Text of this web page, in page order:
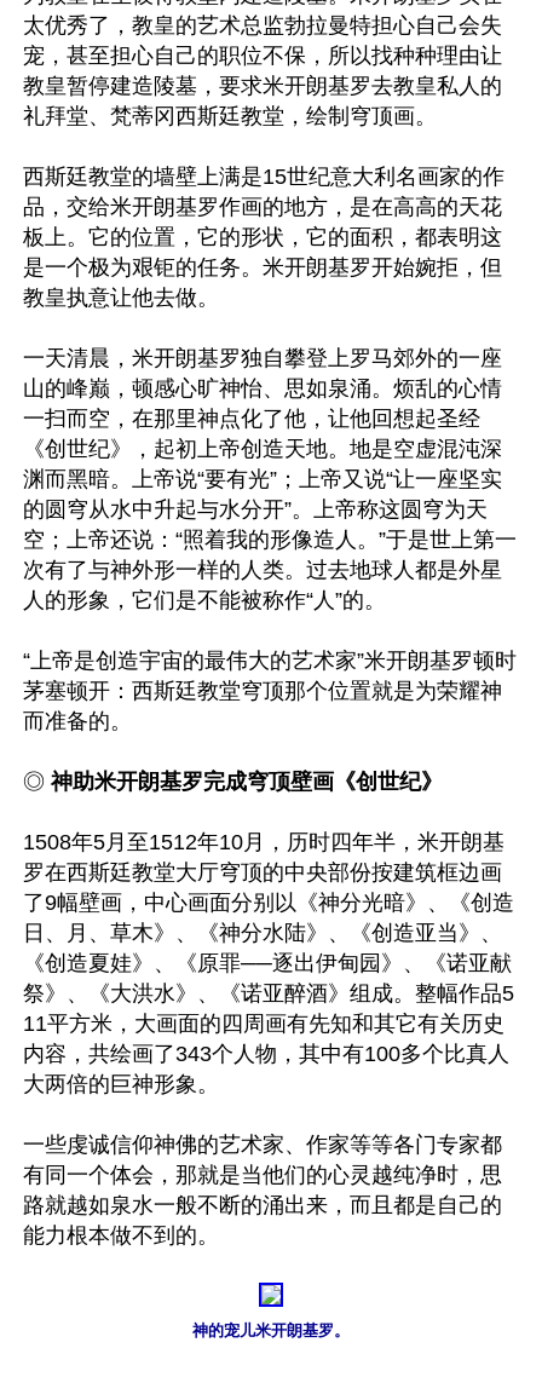
太优秀了，教皇的艺术总监勃拉曼特担心自己会失
宠，甚至担心自己的职位不保，所以找种种理由让
教皇暂停建造陵墓，要求米开朗基罗去教皇私人的
礼拜堂、梵蒂冈西斯廷教堂，绘制穹顶画。
西斯廷教堂的墙壁上满是15世纪意大利名画家的作
品，交给米开朗基罗作画的地方，是在高高的天花
板上。它的位置，它的形状，它的面积，都表明这
是一个极为艰钜的任务。米开朗基罗开始婉拒，但
教皇执意让他去做。
一天清晨，米开朗基罗独自攀登上罗马郊外的一座
山的峰巅，顿感心旷神怡、思如泉涌。烦乱的心情
一扫而空，在那里神点化了他，让他回想起圣经
《创世纪》，起初上帝创造天地。地是空虚混沌深
渊而黑暗。上帝说“要有光”；上帝又说“让一座坚实
的圆穹从水中升起与水分开”。上帝称这圆穹为天
空；上帝还说：“照着我的形像造人。”于是世上第一
次有了与神外形一样的人类。过去地球人都是外星
人的形象，它们是不能被称作“人”的。
“上帝是创造宇宙的最伟大的艺术家”米开朗基罗顿时
茅塞顿开：西斯廷教堂穹顶那个位置就是为荣耀神
而准备的。
◎ 神助米开朗基罗完成穹顶壁画《创世纪》
1508年5月至1512年10月，历时四年半，米开朗基
罗在西斯廷教堂大厅穹顶的中央部份按建筑框边画
了9幅壁画，中心画面分别以《神分光暗》、《创造
日、月、草木》、《神分水陆》、《创造亚当》、
《创造夏娃》、《原罪──逐出伊甸园》、《诺亚献
祭》、《大洪水》、《诺亚醉酒》组成。整幅作品5
11平方米，大画面的四周画有先知和其它有关历史
内容，共绘画了343个人物，其中有100多个比真人
大两倍的巨神形象。
一些虔诚信仰神佛的艺术家、作家等等各门专家都
有同一个体会，那就是当他们的心灵越纯净时，思
路就越如泉水一般不断的涌出来，而且都是自己的
能力根本做不到的。
神的宠儿米开朗基罗。